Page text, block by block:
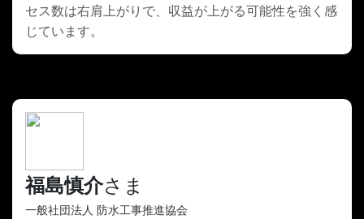
セス数は右肩上がりで、収益が上がる可能性を強く感
じています。
福島慎介さま
一般社団法人 防水工事推進協会